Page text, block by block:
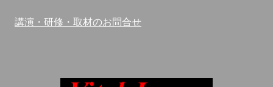
講演・研修・取材のお問合せ